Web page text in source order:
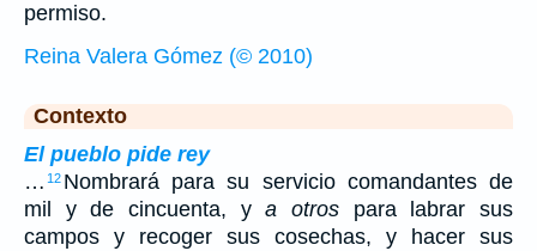
permiso.
Reina Valera Gómez (© 2010)
Contexto
El pueblo pide rey
… 12 Nombrará para su servicio comandantes de
mil y de cincuenta, ya otros para labrar sus
campos y recoger sus cosechas, y hacer sus